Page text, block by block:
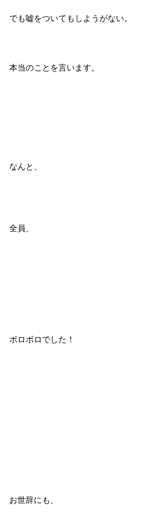
でも嘘をついてもしようがない。
本当のことを言います。
なんと、
全員、
ボロボロでした！
お世辞にも、